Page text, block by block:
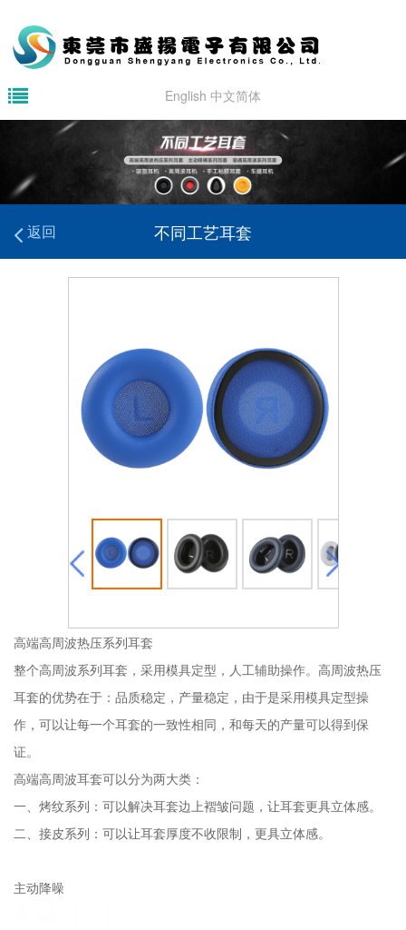
English 中文简体
返回 不同工艺耳套
高端高周波热压系列耳套
整个高周波系列耳套，采用模具定型，人工辅助操作。高周波热压
耳套的优势在于：品质稳定，产量稳定，由于是采用模具定型操
作，可以让每一个耳套的一致性相同，和每天的产量可以得到保
证。
高端高周波耳套可以分为两大类：
一、烤纹系列：可以解决耳套边上褶皱问题，让耳套更具立体感。
二、接皮系列：可以让耳套厚度不收限制，更具立体感。
主动降噪